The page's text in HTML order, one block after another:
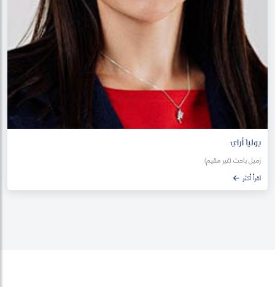
يوليا أراي
زميل باحث (غير مقيم)
اقرأ أكثر